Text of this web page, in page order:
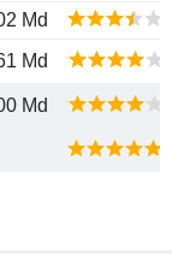
Md
Md
Md